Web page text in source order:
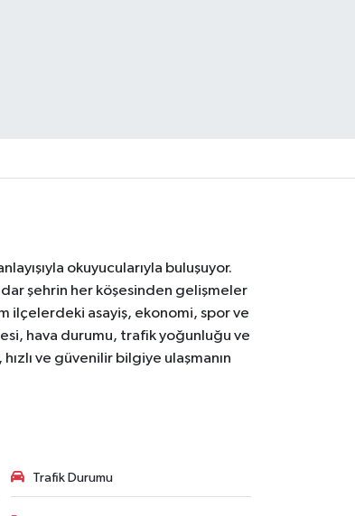
okuyucularıyla buluşuyor.
şehrin her köşesinden gelişmeler
ilçelerdeki asayiş, ekonomi, spor ve
hava durumu, trafik yoğunluğu ve
ve güvenilir bilgiye ulaşmanın
Trafik Durumu